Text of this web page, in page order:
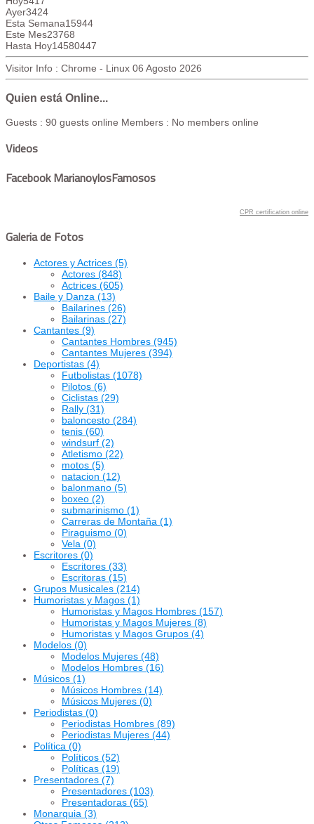
Ayer3424
Esta Semana15944
Este Mes23768
Hasta Hoy14580447
Visitor Info : Chrome - Linux 06 Agosto 2026
Quien está Online...
Guests : 90 guests online Members : No members online
Videos
Facebook MarianoylosFamosos
CPR certification online
Galeria de Fotos
Actores y Actrices (5)
Actores (848)
Actrices (605)
Baile y Danza (13)
Bailarines (26)
Bailarinas (27)
Cantantes (9)
Cantantes Hombres (945)
Cantantes Mujeres (394)
Deportistas (4)
Futbolistas (1078)
Pilotos (6)
Ciclistas (29)
Rally (31)
baloncesto (284)
tenis (60)
windsurf (2)
Atletismo (22)
motos (5)
natacion (12)
balonmano (5)
boxeo (2)
submarinismo (1)
Carreras de Montaña (1)
Piraguismo (0)
Vela (0)
Escritores (0)
Escritores (33)
Escritoras (15)
Grupos Musicales (214)
Humoristas y Magos (1)
Humoristas y Magos Hombres (157)
Humoristas y Magos Mujeres (8)
Humoristas y Magos Grupos (4)
Modelos (0)
Modelos Mujeres (48)
Modelos Hombres (16)
Músicos (1)
Músicos Hombres (14)
Músicos Mujeres (0)
Periodistas (0)
Periodistas Hombres (89)
Periodistas Mujeres (44)
Política (0)
Políticos (52)
Políticas (19)
Presentadores (7)
Presentadores (103)
Presentadoras (65)
Monarquia (3)